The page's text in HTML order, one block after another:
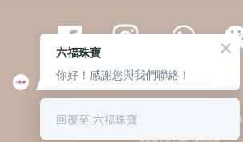
繁體 | 簡体
© 六福集團 版權所有 不得轉載 私隱政策
六福珠寶
你好！感謝您與我們聯絡！
回覆至 六福珠寶